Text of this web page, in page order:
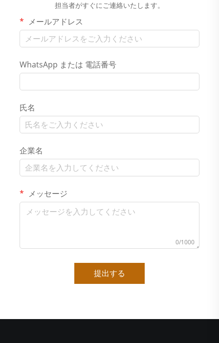
担当者がすぐにご連絡いたします。
メールアドレス
WhatsApp または 電話番号
氏名
企業名
メッセージ
0/1000
提出する